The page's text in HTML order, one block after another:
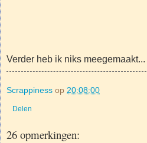
Verder heb ik niks meegemaakt...
Scrappiness op 20:08:00
Delen
26 opmerkingen: